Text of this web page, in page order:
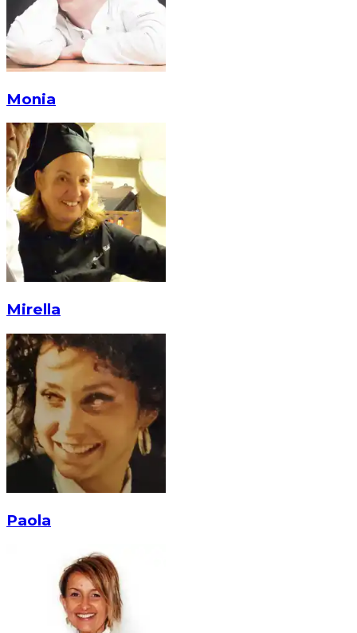
Monia
Mirella
Paola